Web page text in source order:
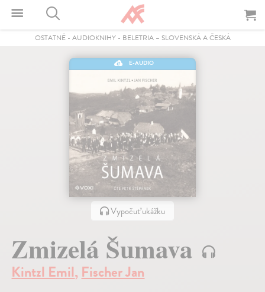
OSTATNÉ- AUDIOKNIHY- BELETRIA – SLOVENSKÁ A ČESKÁ
E-AUDIO
Vypočuť ukážku
Zmizelá Šumava
Kintzl Emil, Fischer Jan